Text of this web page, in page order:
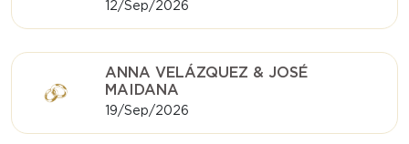
12/Sep/2026
ANNA VELÁZQUEZ & JOSÉ
MAIDANA
19/Sep/2026